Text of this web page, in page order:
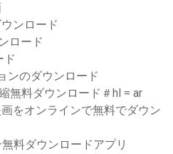
ンロード
ロード
ド
ンのダウンロード
無料ダウンロード＃hl = ar
をオンラインで無料でダウン
料ダウンロードアプリ